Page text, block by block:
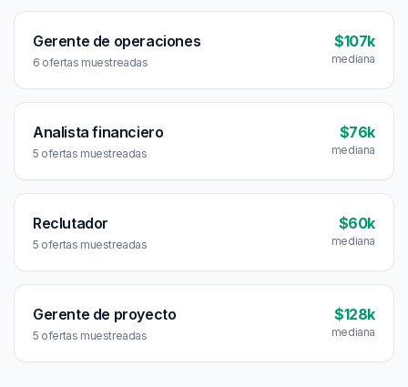
Gerente de operaciones
6 ofertas muestreadas
$107k
mediana
Analista financiero
5 ofertas muestreadas
$76k
mediana
Reclutador
5 ofertas muestreadas
$60k
mediana
Gerente de proyecto
5 ofertas muestreadas
$128k
mediana